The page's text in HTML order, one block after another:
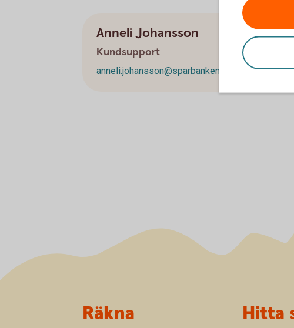
Anneli Johansson
Kundsupport
anneli.johansson@sparbankensjuharad.se
Räkna Hitta